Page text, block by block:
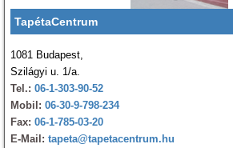
TapétaCentrum
1081 Budapest,
Szilágyi u. 1/a.
Tel.: 06-1-303-90-52
Mobil: 06-30-9-798-234
Fax: 06-1-785-03-20
E-Mail: tapeta@tapetacentrum.hu